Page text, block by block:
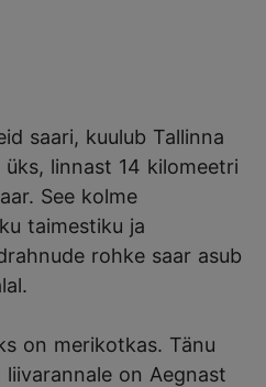
saari, kuulub Tallinna
üks, linnast 14 kilomeetri
See kolme
taimestiku ja
rohke saar asub
on merikotkas. Tänu
on Aegnast